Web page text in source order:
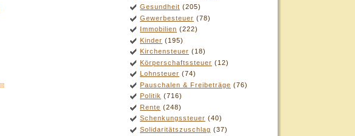
Gesundheit (205)
Gewerbesteuer (78)
Immobilien (222)
Kinder (195)
Kirchensteuer (18)
Körperschaftssteuer (12)
Lohnsteuer (74)
Pauschalen & Freibeträge (76)
Politik (716)
Rente (248)
Schenkungssteuer (40)
Solidaritätszuschlag (37)